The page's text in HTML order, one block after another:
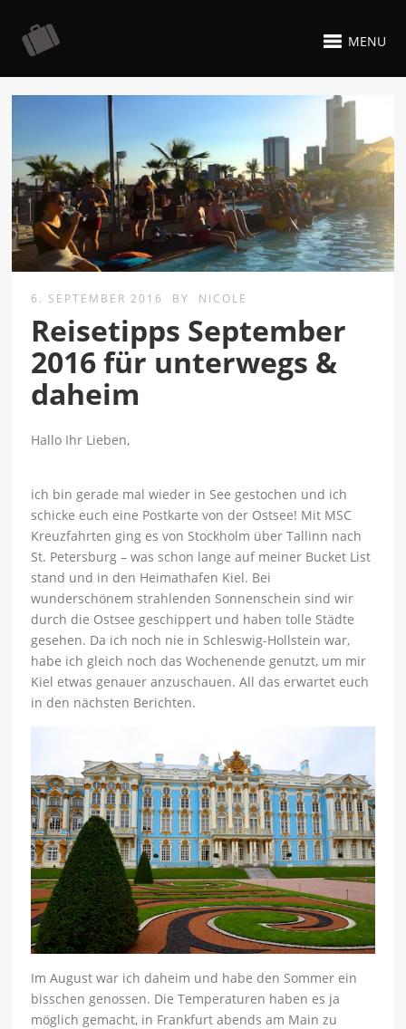
MENU
6. SEPTEMBER 2016 BY NICOLE
Reisetipps September
2016 für unterwegs &
daheim
Hallo Ihr Lieben,
ich bin gerade mal wieder in See gestochen und ich
schicke euch eine Postkarte von der Ostsee! Mit MSC
Kreuzfahrten ging es von Stockholm über Tallinn nach
St. Petersburg – was schon lange auf meiner Bucket List
stand und in den Heimathafen Kiel. Bei
wunderschönem strahlenden Sonnenschein sind wir
durch die Ostsee geschippert und haben tolle Städte
gesehen. Da ich noch nie in Schleswig-Hollstein war,
habe ich gleich noch das Wochenende genutzt, um mir
Kiel etwas genauer anzuschauen. All das erwartet euch
in den nächsten Berichten.
Im August war ich daheim und habe den Sommer ein
bisschen genossen. Die Temperaturen haben es ja
möglich gemacht, in Frankfurt abends am Main zu